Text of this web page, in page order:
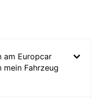
am Europcar
Fahrzeug